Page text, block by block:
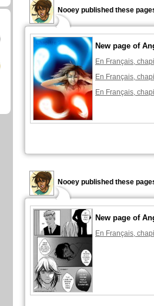
Nooey published these
New page of
En Français,
En Français,
En Français,
Nooey published these
New page of
En Français,